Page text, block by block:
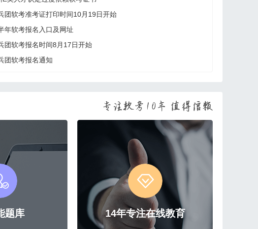
团软考准考证打印时间10月19日开始
年软考报名入口及网址
团软考报名时间8月17日开始
团软考报名通知
题库 14年专注在线教育